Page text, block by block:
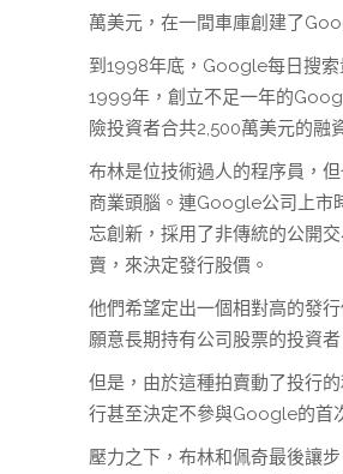
萬美元，在一間車庫創建了
到1998年底，Google每日搜索
1999年，創立不足一年的
險投資者合共2,500萬美元的融
布林是位技術過人的程序員，
商業頭腦。連Google公司上市
忘創新，採用了非傳統的公開
賣，來決定發行股價。
他們希望定出一個相對高的發行
願意長期持有公司股票的投資者
但是，由於這種拍賣動了投行
行甚至決定不參與Google的首
壓力之下，布林和佩奇最後讓